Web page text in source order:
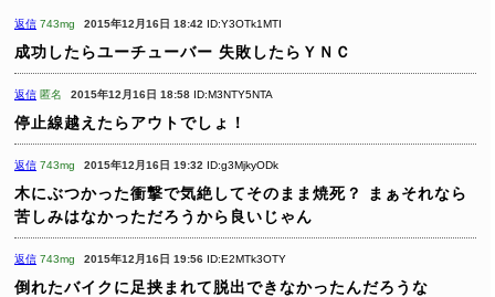
返信 743mg 2015年12月16日 18:42 ID:Y3OTk1MTI
成功したらユーチューバー 失敗したらＹＮＣ
返信 匿名 2015年12月16日 18:58 ID:M3NTY5NTA
停止線越えたらアウトでしょ！
返信 743mg 2015年12月16日 19:32 ID:g3MjkyODk
木にぶつかった衝撃で気絶してそのまま焼死？
まぁそれなら
苦しみはなかっただろうから良いじゃん
返信 743mg 2015年12月16日 19:56 ID:E2MTk3OTY
倒れたバイクに足挟まれて脱出できなかったんだろうな